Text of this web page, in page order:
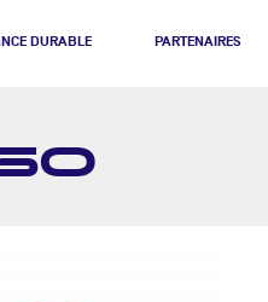
DURABLE PARTENAIRES